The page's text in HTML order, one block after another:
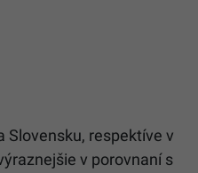
Slovensku, respektíve v
v porovnaní s